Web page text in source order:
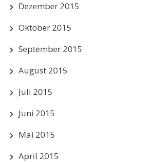
Dezember 2015
Oktober 2015
September 2015
August 2015
Juli 2015
Juni 2015
Mai 2015
April 2015